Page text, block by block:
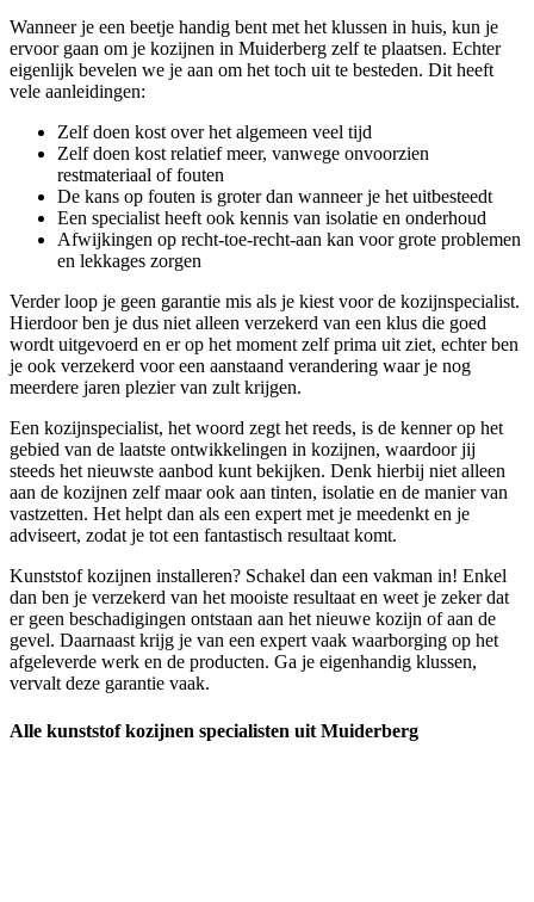
Wanneer je een beetje handig bent met het klussen in huis, kun je
ervoor gaan om je kozijnen in Muiderberg zelf te plaatsen. Echter
eigenlijk bevelen we je aan om het toch uit te besteden. Dit heeft
vele aanleidingen:
Zelf doen kost over het algemeen veel tijd
Zelf doen kost relatief meer, vanwege onvoorzien
restmateriaal of fouten
De kans op fouten is groter dan wanneer je het uitbesteedt
Een specialist heeft ook kennis van isolatie en onderhoud
Afwijkingen op recht-toe-recht-aan kan voor grote problemen
en lekkages zorgen
Verder loop je geen garantie mis als je kiest voor de kozijnspecialist.
Hierdoor ben je dus niet alleen verzekerd van een klus die goed
wordt uitgevoerd en er op het moment zelf prima uit ziet, echter ben
je ook verzekerd voor een aanstaand verandering waar je nog
meerdere jaren plezier van zult krijgen.
Een kozijnspecialist, het woord zegt het reeds, is de kenner op het
gebied van de laatste ontwikkelingen in kozijnen, waardoor jij
steeds het nieuwste aanbod kunt bekijken. Denk hierbij niet alleen
aan de kozijnen zelf maar ook aan tinten, isolatie en de manier van
vastzetten. Het helpt dan als een expert met je meedenkt en je
adviseert, zodat je tot een fantastisch resultaat komt.
Kunststof kozijnen installeren? Schakel dan een vakman in! Enkel
dan ben je verzekerd van het mooiste resultaat en weet je zeker dat
er geen beschadigingen ontstaan aan het nieuwe kozijn of aan de
gevel. Daarnaast krijg je van een expert vaak waarborging op het
afgeleverde werk en de producten. Ga je eigenhandig klussen,
vervalt deze garantie vaak.
Alle kunststof kozijnen specialisten uit Muiderberg